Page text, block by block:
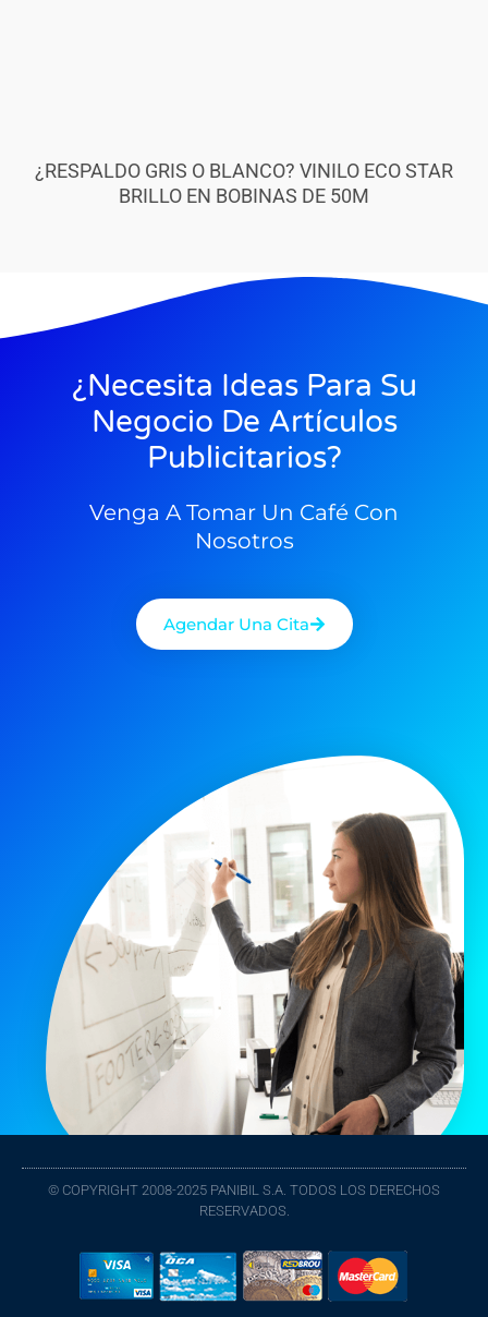
¿RESPALDO GRIS O BLANCO? VINILO ECO STAR
BRILLO EN BOBINAS DE 50M
¿Necesita Ideas Para Su
Negocio De Artículos
Publicitarios?
Venga A Tomar Un Café Con
Nosotros
Agendar Una Cita
© COPYRIGHT 2008-2025 PANIBIL S.A. TODOS LOS DERECHOS
RESERVADOS.